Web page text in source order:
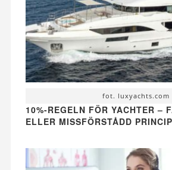
fot. luxyachts.com
10%-REGELN FÖR YACHTER –
ELLER MISSFÖRSTÅDD